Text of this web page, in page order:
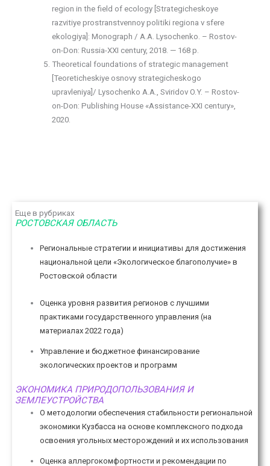
region in the field of ecology [Strategicheskoye
razvitiye prostranstvennoy politiki regiona v sfere
ekologiya]: Monograph / A.A. Lysochenko. – Rostov-
on-Don: Russia-XXI century, 2018. — 168 p.
Theoretical foundations of strategic management
[Teoreticheskiye osnovy strategicheskogo
upravleniya]/ Lysochenko A.A., Sviridov O.Y. – Rostov-
on-Don: Publishing House «Assistance-XXI century»,
2020.
Еще в рубриках
РОСТОВСКАЯ ОБЛАСТЬ
Региональные стратегии и инициативы для достижения
национальной цели «Экологическое благополучие» в
Ростовской области
Оценка уровня развития регионов с лучшими
практиками государственного управления (на
материалах 2022 года)
Управление и бюджетное финансирование
экологических проектов и программ
ЭКОНОМИКА ПРИРОДОПОЛЬЗОВАНИЯ И
ЗЕМЛЕУСТРОЙСТВА
О методологии обеспечения стабильности региональной
экономики Кузбасса на основе комплексного подхода
освоения угольных месторождений и их использования
Оценка аллергокомфортности и рекомендации по